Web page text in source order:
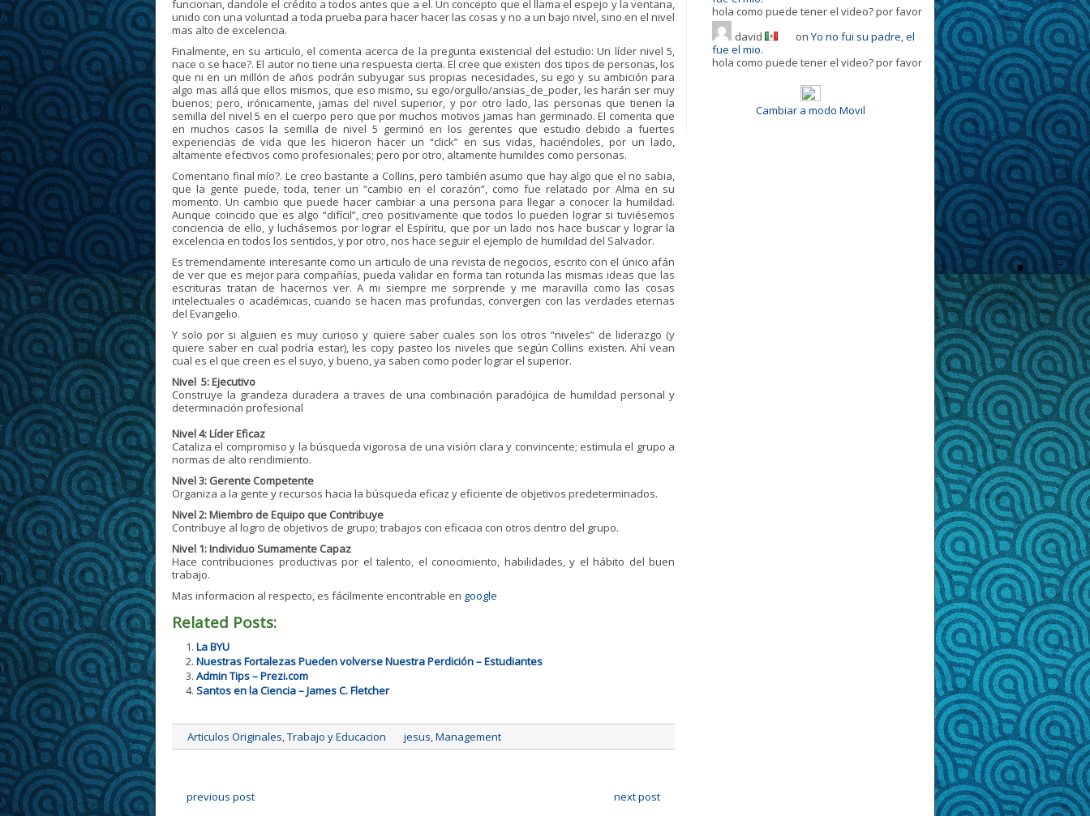
funcionan, dandole el crédito a todos antes que a el. Un concepto que el llama el espejo y la ventana,
unido con una voluntad a toda prueba para hacer hacer las cosas y no a un bajo nivel, sino en el nivel
mas alto de excelencia.
Finalmente, en su articulo, el comenta acerca de la pregunta existencial del estudio: Un líder nivel 5,
nace o se hace?. El autor no tiene una respuesta cierta. El cree que existen dos tipos de personas, los
que ni en un millón de años podrán subyugar sus propias necesidades, su ego y su ambición para
algo mas allá que ellos mismos, que eso mismo, su ego/orgullo/ansias_de_poder, les harán ser muy
buenos; pero, irónicamente, jamas del nivel superior, y por otro lado, las personas que tienen la
semilla del nivel 5 en el cuerpo pero que por muchos motivos jamas han germinado. El comenta que
en muchos casos la semilla de nivel 5 germinó en los gerentes que estudio debido a fuertes
experiencias de vida que les hicieron hacer un “click” en sus vidas, haciéndoles, por un lado,
altamente efectivos como profesionales; pero por otro, altamente humildes como personas.
Comentario final mío?. Le creo bastante a Collins, pero también asumo que hay algo que el no sabia,
que la gente puede, toda, tener un “cambio en el corazón”, como fue relatado por Alma en su
momento. Un cambio que puede hacer cambiar a una persona para llegar a conocer la humildad.
Aunque coincido que es algo “difícil”, creo positivamente que todos lo pueden lograr si tuviésemos
conciencia de ello, y luchásemos por lograr el Espíritu, que por un lado nos hace buscar y lograr la
excelencia en todos los sentidos, y por otro, nos hace seguir el ejemplo de humildad del Salvador.
Es tremendamente interesante como un articulo de una revista de negocios, escrito con el único afán
de ver que es mejor para compañías, pueda validar en forma tan rotunda las mismas ideas que las
escrituras tratan de hacernos ver. A mi siempre me sorprende y me maravilla como las cosas
intelectuales o académicas, cuando se hacen mas profundas, convergen con las verdades eternas
del Evangelio.
Y solo por si alguien es muy curioso y quiere saber cuales son los otros “niveles” de liderazgo (y
quiere saber en cual podría estar), les copy pasteo los niveles que según Collins existen. Ahí vean
cual es el que creen es el suyo, y bueno, ya saben como poder lograr el superior.
Nivel 5: Ejecutivo
Construye la grandeza duradera a traves de una combinación paradójica de humildad personal y
determinación profesional
Nivel 4: Líder Eficaz
Cataliza el compromiso y la búsqueda vigorosa de una visión clara y convincente; estimula el grupo a
normas de alto rendimiento.
Nivel 3: Gerente Competente
Organiza a la gente y recursos hacia la búsqueda eficaz y eficiente de objetivos predeterminados.
Nivel 2: Miembro de Equipo que Contribuye
Contribuye al logro de objetivos de grupo; trabajos con eficacia con otros dentro del grupo.
Nivel 1: Individuo Sumamente Capaz
Hace contribuciones productivas por el talento, el conocimiento, habilidades, y el hábito del buen
trabajo.
Mas informacion al respecto, es fácilmente encontrable en google
Related Posts:
La BYU
Nuestras Fortalezas Pueden volverse Nuestra Perdición – Estudiantes
Admin Tips – Prezi.com
Santos en la Ciencia – James C. Fletcher
Articulos Originales,Trabajo y Educacion jesus,Management
previous post next post
hola como puede tener el video? por favor
david
on Yo no fui su padre, el
fue el mio.
hola como puede tener el video? por favor
Cambiar a modo Movil